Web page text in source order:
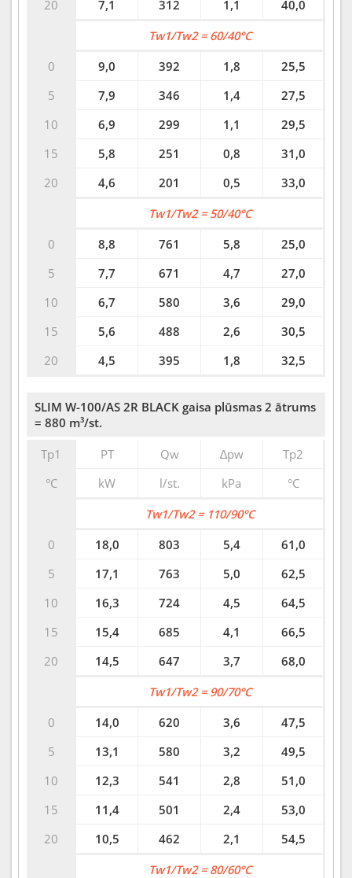
20 7,1 312 1,1 40,0
0
5
10
15
20
Tw1/Tw2 = 60/40°C
9,0
392 1,8
25,5
7,9
346 1,4
27,5
6,9
299 1,1
29,5
5,8
251 0,8
31,0
4,6
201 0,5 33,0
0
5
10
15
20
Tw1/Tw2 = 50/40°C
8,8
761 5,8
25,0
7,7
671 4,7
27,0
6,7
580 3,6
29,0
5,6
488 2,6
30,5
4,5
395 1,8 32,5
SLIM W-100/AS 2R BLACK gaisa plūsmas 2 ātrums
= 880 m³/st.
Tp1
°C
PT Qw ∆pw
Tp2
kW
l/st. kPa °C
0
5
10
15
20
Tw1/Tw2 = 110/90°C
18,0
803 5,4
61,0
17,1
763 5,0
62,5
16,3
724 4,5
64,5
15,4
685 4,1
66,5
14,5
647 3,7 68,0
0
5
10
15
20
Tw1/Tw2 = 90/70°C
14,0
620 3,6
47,5
13,1
580 3,2
49,5
12,3
541 2,8
51,0
11,4
501 2,4
53,0
10,5
462 2,1 54,5
Tw1/Tw2 = 80/60°C